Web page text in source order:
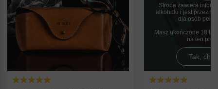
Strona zawiera
alkoholu i jest
dla osób
Masz ukończone 18 lat
na ten
Tak,